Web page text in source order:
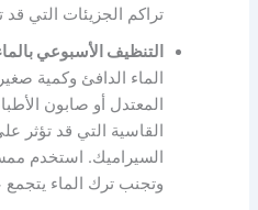
تراكم الجزيئات التي
التنظيف الأسبوعي
الماء الدافئ وكمية
المعتدل أو صابون
القاسية التي قد تؤثر
السيراميك. استخدم
وتجنب ترك الماء